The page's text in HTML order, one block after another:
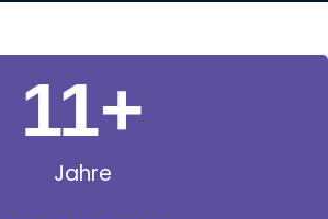
Jahre
11+